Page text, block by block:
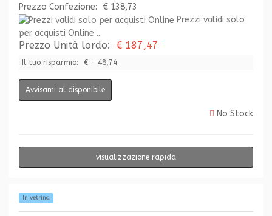
Prezzo Confezione:
€ 138,73
Prezzi validi solo
per acquisti Online ...
Prezzo Unità lordo: € 187,47
Il tuo risparmio: € - 48,74
Avvisami al disponibile
No Stock
visualizzazione rapida
In vetrina